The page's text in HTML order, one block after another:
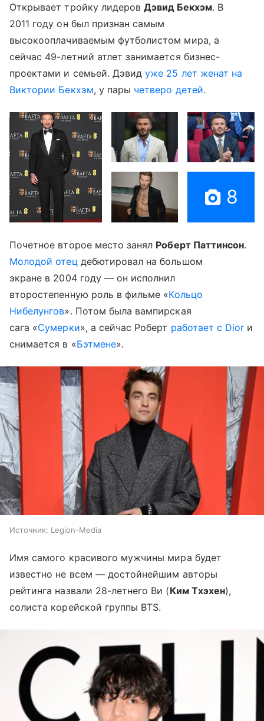
Открывает тройку лидеровДэвид Бекхэм. В
2011 году он был признан самым
высокооплачиваемым футболистом мира, а
сейчас 49-летний атлет занимается бизнес-
проектами и семьей. Дэвидуже 25 лет женат на
Виктории Бекхэм, у пары четверо детей.
8
Почетное второе место занял Роберт Паттинсон.
Молодой отец дебютировал на большом
экране в 2004 году — он исполнил
второстепенную роль в фильме «Кольцо
Нибелунгов». Потом была вампирская
сага «Сумерки», а сейчас Роберт работает с Dior и
снимается в «Бэтмене».
Источник: Legion-Media
Имя самого красивого мужчины мира будет
известно не всем — достойнейшим авторы
рейтинга назвали 28-летнего Ви (Ким Тхэхен),
солиста корейской группы BTS.